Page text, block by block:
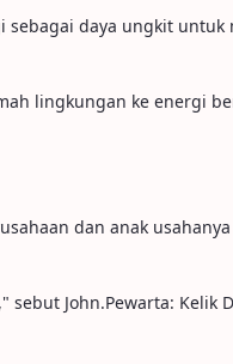
daya ungkit
lingkungan ke energi
dan anak
John.Pewarta: Kelik